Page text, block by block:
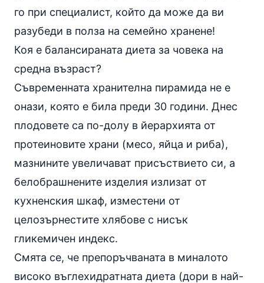
го при специалист, който да може да ви
разубеди в полза на семейно хранене!
Коя е балансираната диета за човека на
средна възраст?
Съвременната хранителна пирамида не е
онази, която е била преди 30 години. Днес
плодовете са по-долу в йерархията от
протеиновите храни (месо, яйца и риба),
мазнините увеличават присъствието си, а
белобрашнените изделия излизат от
кухненския шкаф, изместени от
целозърнестите хлябове с нисък
гликемичен индекс.
Смята се, че препоръчваната в миналото
високо въглехидратната диета (дори в най-